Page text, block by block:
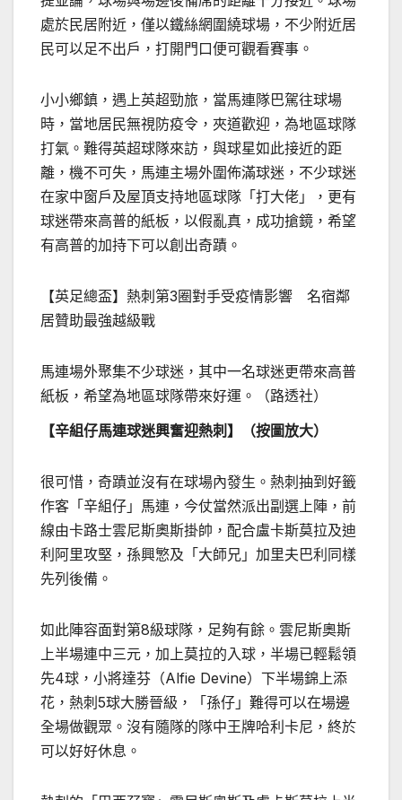
處於民居附近，僅以鐵絲網圍繞球場，不少附近居
民可以足不出戶，打開門口便可觀看賽事。
小小鄉鎮，遇上英超勁旅，當馬連隊巴駕往球場
時，當地居民無視防疫令，夾道歡迎，為地區球隊
打氣。難得英超球隊來訪，與球星如此接近的距
離，機不可失，馬連主場外圍佈滿球迷，不少球迷
在家中窗戶及屋頂支持地區球隊「打大佬」，更有
球迷帶來高普的紙板，以假亂真，成功搶鏡，希望
有高普的加持下可以創出奇蹟。
【英足總盃】熱刺第3圈對手受疫情影響 名宿鄰
居贊助最強越級戰
馬連場外聚集不少球迷，其中一名球迷更帶來高普
紙板，希望為地區球隊帶來好運。（路透社）
【辛組仔馬連球迷興奮迎熱刺】（按圖放大）
很可惜，奇蹟並沒有在球場內發生。熱刺抽到好籤
作客「辛組仔」馬連，今仗當然派出副選上陣，前
線由卡路士雲尼斯奧斯掛帥，配合盧卡斯莫拉及迪
利阿里攻堅，孫興慜及「大師兄」加里夫巴利同樣
先列後備。
如此陣容面對第8級球隊，足夠有餘。雲尼斯奧斯
上半場連中三元，加上莫拉的入球，半場已輕鬆領
先4球，小將達芬（Alfie Devine）下半場錦上添
花，熱刺5球大勝晉級，「孫仔」難得可以在場邊
全場做觀眾。沒有隨隊的隊中王牌哈利卡尼，終於
可以好好休息。